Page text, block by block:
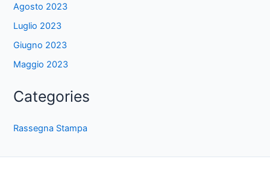
Agosto 2023
Luglio 2023
Giugno 2023
Maggio 2023
Categories
Rassegna Stampa